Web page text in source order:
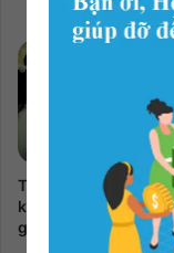
Thủ tục đăng ký lại
khi bị mất Giấy khai
gốc